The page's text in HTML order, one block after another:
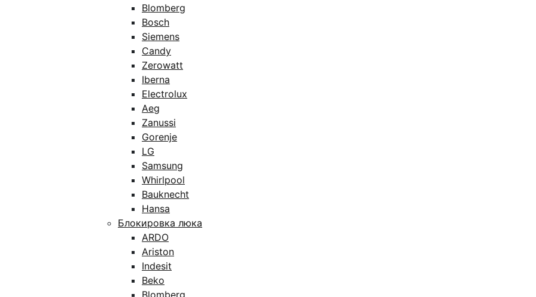
Blomberg
Bosch
Siemens
Candy
Zerowatt
Iberna
Electrolux
Aeg
Zanussi
Gorenje
LG
Samsung
Whirlpool
Bauknecht
Hansa
Блокировка люка
ARDO
Ariston
Indesit
Beko
Blomberg